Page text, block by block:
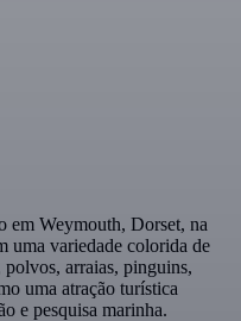
Weymouth, Dorset, na
uma variedade colorida de
arraias, pinguins,
uma atração turística
e pesquisa marinha.